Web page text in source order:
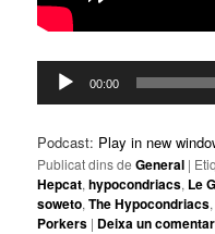
Reproductor
d'àudio
00:00
Podcast: Play in new
Publicat dins de General |
Hepcat,hypocondriacs, Le
soweto,The Hypocondriacs
Porkers | Deixa un